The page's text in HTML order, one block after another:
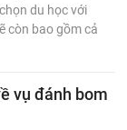
du học với
còn bao gồm cả
vụ đánh bom